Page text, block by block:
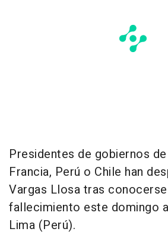
Presidentes de gobiernos
Francia, Perú o Chile han
Vargas Llosa tras
fallecimiento este domingo
Lima (Perú).